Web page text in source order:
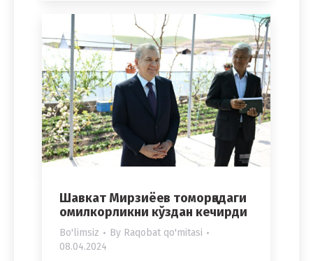
Шавкат Мирзиёев томорқадаги
омилкорликни кўздан кечирди
Bo'limsiz By Raqobat qo'mitasi
08.04.2024